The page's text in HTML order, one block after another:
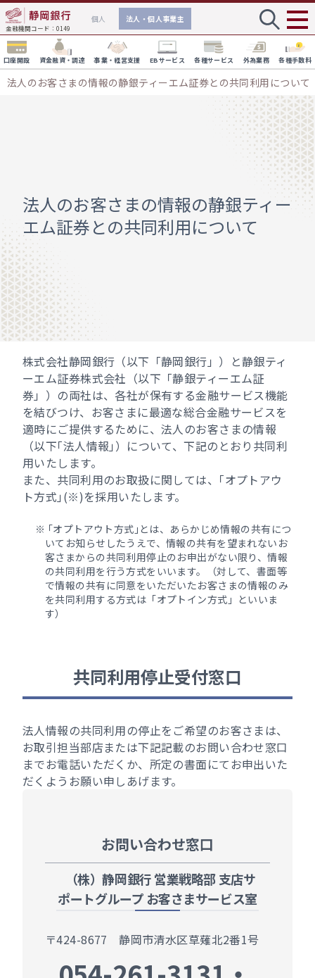
金融機関コード：0149
個人 法人・個人事業主
口座開設 資金融資・調達 事業・経営支援 EBサービス 各種サービス 外為業務 各種手数料
資金融資・調達
個人事業主のお客さま向けのご融資
個人事業主さまの事業をサポートする業
務資金融資サービスです。
事業資金のご相談
しずぎんビジネスステーション
お客さまの起業・創業を支援します。
オーダーメード型融資商品サービス
シンジケートローン
コミットメントライン
インパクトローン
私募債発行による資金調達
債権流動化
公的機関の保証・制度融資について
事業・経営支援
お客さまの温室効果ガス排出量の算定を
サポートするサービスです。
ベンチャー企業サポート
次世代経営者塾Shizuginship
Startup Catalog
しずぎんニュービジネス育成資金
営業・社内体制サポート
経営相談
財務診断等（しずぎん財務診断サービス）
中小企業向け各種支援策
海外取引のご支援
ISO・HACCP認証取得のご支援
信託業務
しずぎん確定拠出年金
事業承継・株式公開・M&Aサポート
事業承継などのご相談
株式公開のご支援
M&A（売り：企業譲渡など）のご支援
M&A（買い：企業買収など）のご支援
EBサービス
インターネットバンキング機能に加え経営に有益な情報を
提供いたします。
WEB-PCバンキングサービス
外為WEBサービス
Zaimon（e-Taxデータ受付サービス）
その他EBサービス
PCバンキングサービス（ANSER-SPC）
オンラインデータ伝送サービス
ADPデータ伝送サービス
しずおかワイドネットサービス
しずおかコンビニ収納サービス
資金集中配分サービス
Mikatanoシリーズ
Web口振受付サービス（Web口振ライト・ペンリィ口
各種サービス
しずぎんVisaビジネスデビットカー
最大25枚まで発行可能な、即時決済可能
なデビットカードサービスです。
しずぎん加盟店サービス
１つの端末で多彩なキャッシュレス決済
方法に対応できる決済端末サービスで
す。
外貨普通預金
スーパー外貨定期預金（自動継続型）
しずおか未来世代サポート（寄付型定期預金）
譲渡性預金(NCD)
債券
企業型確定拠出年金
共済証紙購入・交換申込(建退共・林退共・清退共)
各種取引規定一覧
海外ビジネスのサポート
保証
外貨建融資（インパクトローン）
外貨建融資（シンジケートローン）
外貨普通預金
スーパー外貨定期預金（自動継続型）
外為相談デスク
海外ネットワーク
法人のお客さまの情報の静銀ティーエム証券との共同利用について
法人のお客さまの情報の静銀ティー
エム証券との共同利用について
株式会社静岡銀行（以下「静岡銀行」）と静銀ティ
ーエム証券株式会社（以下「静銀ティーエム証
券」）の両社は、各社が保有する金融サービス機能
を結びつけ、お客さまに最適な総合金融サービスを
適時にご提供するために、法人のお客さまの情報
（以下｢法人情報｣）について、下記のとおり共同利
用いたします。
また、共同利用のお取扱に関しては、｢オプトアウ
ト方式｣(※)を採用いたします。
｢オプトアウト方式｣とは、あらかじめ情報の共有につ
いてお知らせしたうえで、情報の共有を望まれないお
客さまからの共同利用停止のお申出がない限り、情報
の共同利用を行う方式をいいます。（対して、書面等
で情報の共有に同意をいただいたお客さまの情報のみ
を共同利用する方式は「オプトイン方式」といいま
す）
共同利用停止受付窓口
法人情報の共同利用の停止をご希望のお客さまは、
お取引担当部店または下記記載のお問い合わせ窓口
までお電話いただくか、所定の書面にてお申出いた
だくようお願い申しあげます。
お問い合わせ窓口
（株）静岡銀行 営業戦略部 支店サ
ポートグループ お客さまサービス室
〒424-8677 静岡市清水区草薙北2番1号